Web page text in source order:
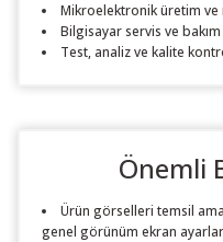
Mikroelektronik üretim
Bilgisayar servis ve
Test, analiz ve kalite
Önemli
Ürün görselleri temsil
genel görünüm ekran